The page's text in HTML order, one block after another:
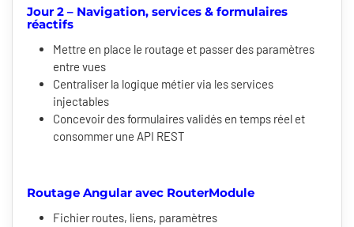
Jour 2 – Navigation, services & formulaires
réactifs
Mettre en place le routage et passer des paramètres
entre vues
Centraliser la logique métier via les services
injectables
Concevoir des formulaires validés en temps réel et
consommer une API REST
Routage Angular avec RouterModule
Fichier routes, liens, paramètres